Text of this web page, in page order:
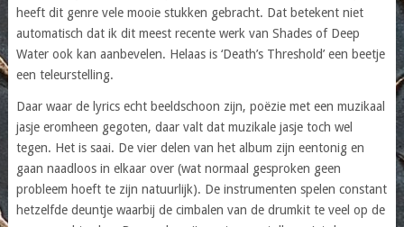
heeft dit genre vele mooie stukken gebracht. Dat betekent niet
automatisch dat ik dit meest recente werk van Shades of Deep
Water ook kan aanbevelen. Helaas is ‘Death’s Threshold’ een beetje
een teleurstelling.
Daar waar de lyrics echt beeldschoon zijn, poëzie met een muzikaal
jasje eromheen gegoten, daar valt dat muzikale jasje toch wel
tegen. Het is saai. De vier delen van het album zijn eentonig en
gaan naadloos in elkaar over (wat normaal gesproken geen
probleem hoeft te zijn natuurlijk). De instrumenten spelen constant
hetzelfde deuntje waarbij de cimbalen van de drumkit te veel op de